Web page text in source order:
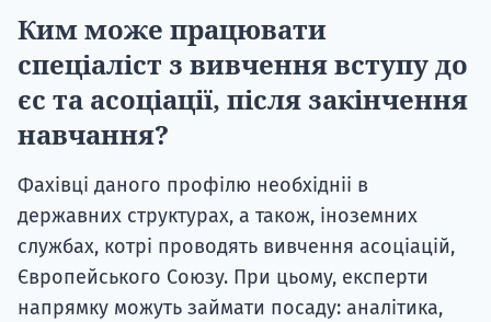
Ким може працювати
спеціаліст з вивчення вступу до
єс та асоціації, після закінчення
навчання?
Фахівці даного профілю необхідніі в
державних структурах, а також, іноземних
службах, котрі проводять вивчення асоціацій,
Європейського Союзу. При цьому, експерти
напрямку можуть займати посаду: аналітика,